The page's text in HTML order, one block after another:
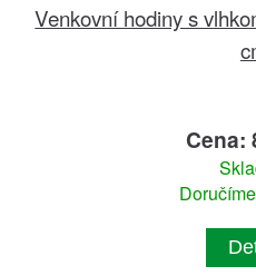
Venkovní hodiny s
Cena: